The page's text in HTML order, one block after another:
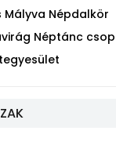
Mályva Népdalkör
Néptánc